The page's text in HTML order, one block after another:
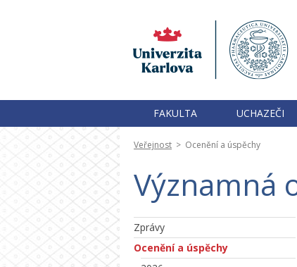
FAKULTA UCHAZEČI
Veřejnost > Ocenění a úspěchy
Významná
Zprávy
Ocenění a úspěchy